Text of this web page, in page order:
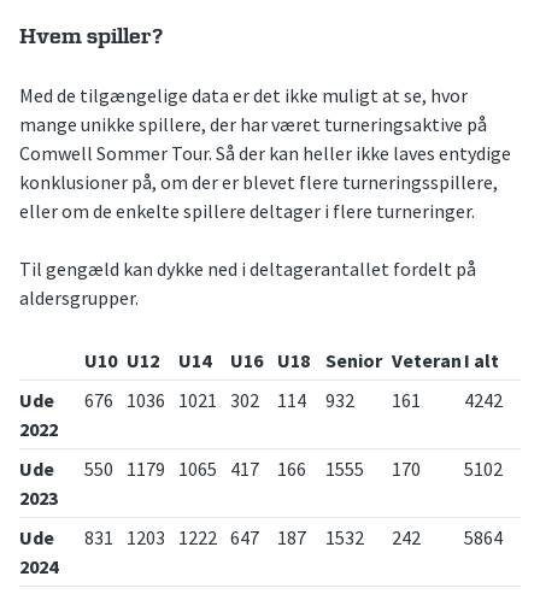
Hvem spiller?
Med de tilgængelige data er det ikke muligt at se, hvor
mange unikke spillere, der har været turneringsaktive på
Comwell Sommer Tour. Så der kan heller ikke laves entydige
konklusioner på, om der er blevet flere turneringsspillere,
eller om de enkelte spillere deltager i flere turneringer.
Til gengæld kan dykke ned i deltagerantallet fordelt på
aldersgrupper.
U10 U12 U14 U16 U18 Senior Veteran I alt
Ude
2022
676 1036 1021 302 114 932 161 4242
Ude
2023
550 1179 1065 417 166 1555 170 5102
Ude
2024
831 1203 1222 647 187 1532 242 5864